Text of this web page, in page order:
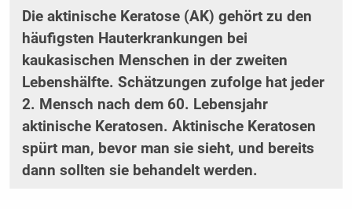
Die aktinische Keratose (AK) gehört zu den
häufigsten Hauterkrankungen bei
kaukasischen Menschen in der zweiten
Lebenshälfte. Schätzungen zufolge hat jeder
2. Mensch nach dem 60. Lebensjahr
aktinische Keratosen. Aktinische Keratosen
spürt man, bevor man sie sieht, und bereits
dann sollten sie behandelt werden.